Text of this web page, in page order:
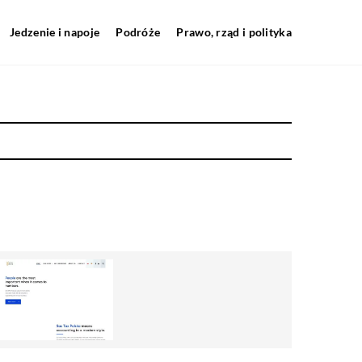
Jedzenie i napoje Podróże Prawo, rząd i polityka